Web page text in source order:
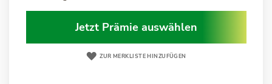
Jetzt Prämie auswählen
ZUR MERKLISTE HINZUFÜGEN